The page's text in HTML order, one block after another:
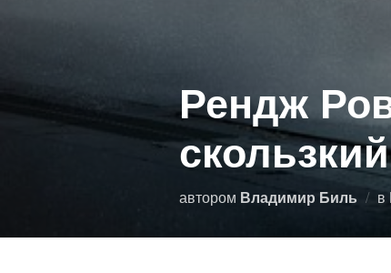
Рендж
автором Владимир Биль в